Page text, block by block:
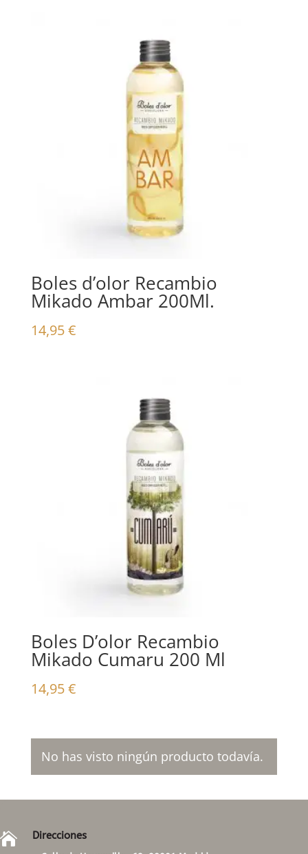
Boles d’olor Recambio
Mikado Ambar 200Ml.
14,95€
Boles D’olor Recambio
Mikado Cumaru 200 Ml
14,95€
No has visto ningún producto todavía.
 Direcciones